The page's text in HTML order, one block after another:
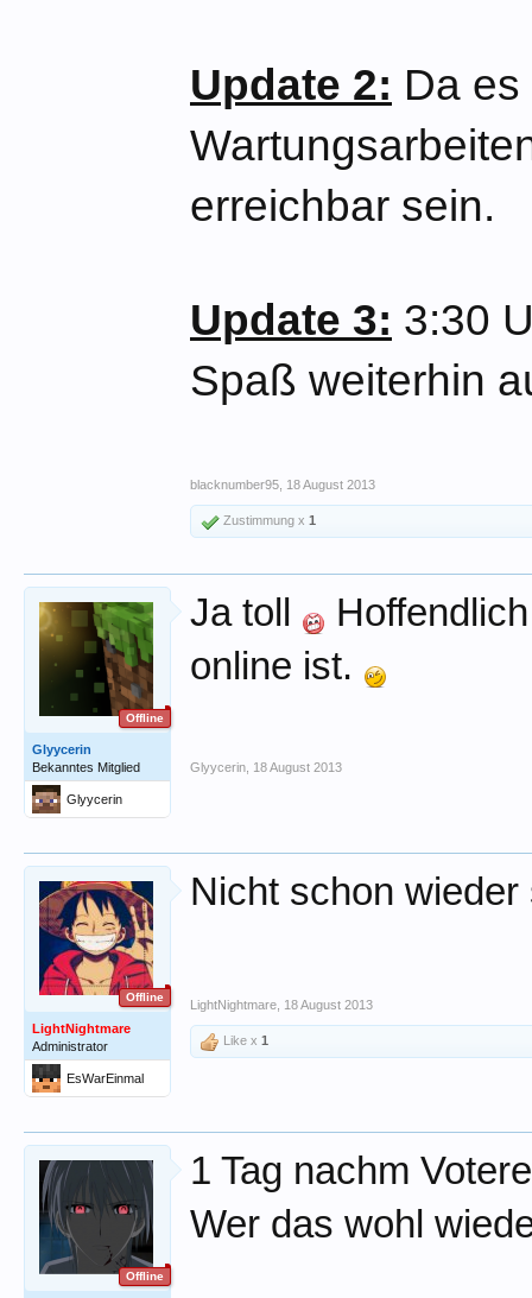
Update 2: Da
erreichbar sein.
Update 3: 3:30
Spaß weiterhin
blacknumber95 18 August 2013
Zustimmung x 1
Offline
Glyycerin
Bekanntes Mitglied
Glyycerin
Ja toll
online ist.
Glyycerin 18 August 2013
Offline
LightNightmare
Administrator
EsWarEinmal
Nicht schon
LightNightmare 18 August 2013
Like x 1
Offline
1 Tag nachm
Wer das wohl